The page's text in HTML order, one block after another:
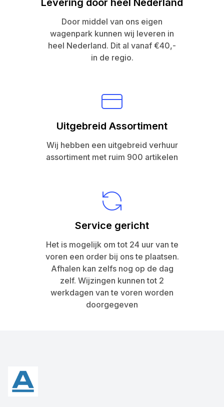
Door middel van ons eigen
wagenpark kunnen wij leveren in
heel Nederland. Dit al vanaf €40,-
in de regio.
Uitgebreid Assortiment
Wij hebben een uitgebreid verhuur
assortiment met ruim 900 artikelen
Service gericht
Het is mogelijk om tot 24 uur van te
voren een order bij ons te plaatsen.
Afhalen kan zelfs nog op de dag
zelf. Wijzingen kunnen tot 2
werkdagen van te voren worden
doorgegeven